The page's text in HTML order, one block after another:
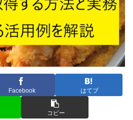
Facebook はてブ
コピー